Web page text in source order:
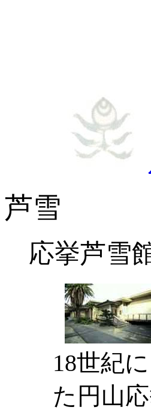
芦雪
応挙芦雪
18世紀
た円山